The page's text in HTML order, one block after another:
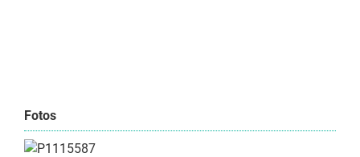
Fotos